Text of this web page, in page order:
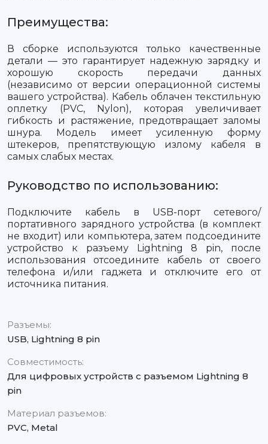
Преимущества:
В сборке используются только качественные
детали — это гарантирует надежную зарядку и
хорошую скорость передачи данных
(независимо от версии операционной системы
вашего устройства). Кабель облачен текстильную
оплетку (PVC, Nylon), которая увеличивает
гибкость и растяжение, предотвращает заломы
шнура. Модель имеет усиленную форму
штекеров, препятствующую излому кабеля в
самых слабых местах.
Руководство по использованию:
Подключите кабель в USB-порт сетевого/
портативного зарядного устройства (в комплект
не входит) или компьютера, затем подсоедините
устройство к разъему Lightning 8 pin, после
использования отсоедините кабель от своего
телефона и/или гаджета и отключите его от
источника питания.
Разъемы:
USB, Lightning 8 pin
Совместимость:
Для цифровых устройств с разъемом Lightning 8
pin
Материал разъемов:
PVC, Metal